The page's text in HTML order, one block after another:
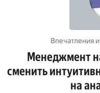
Впечатления
Менеджмент
сменить
на